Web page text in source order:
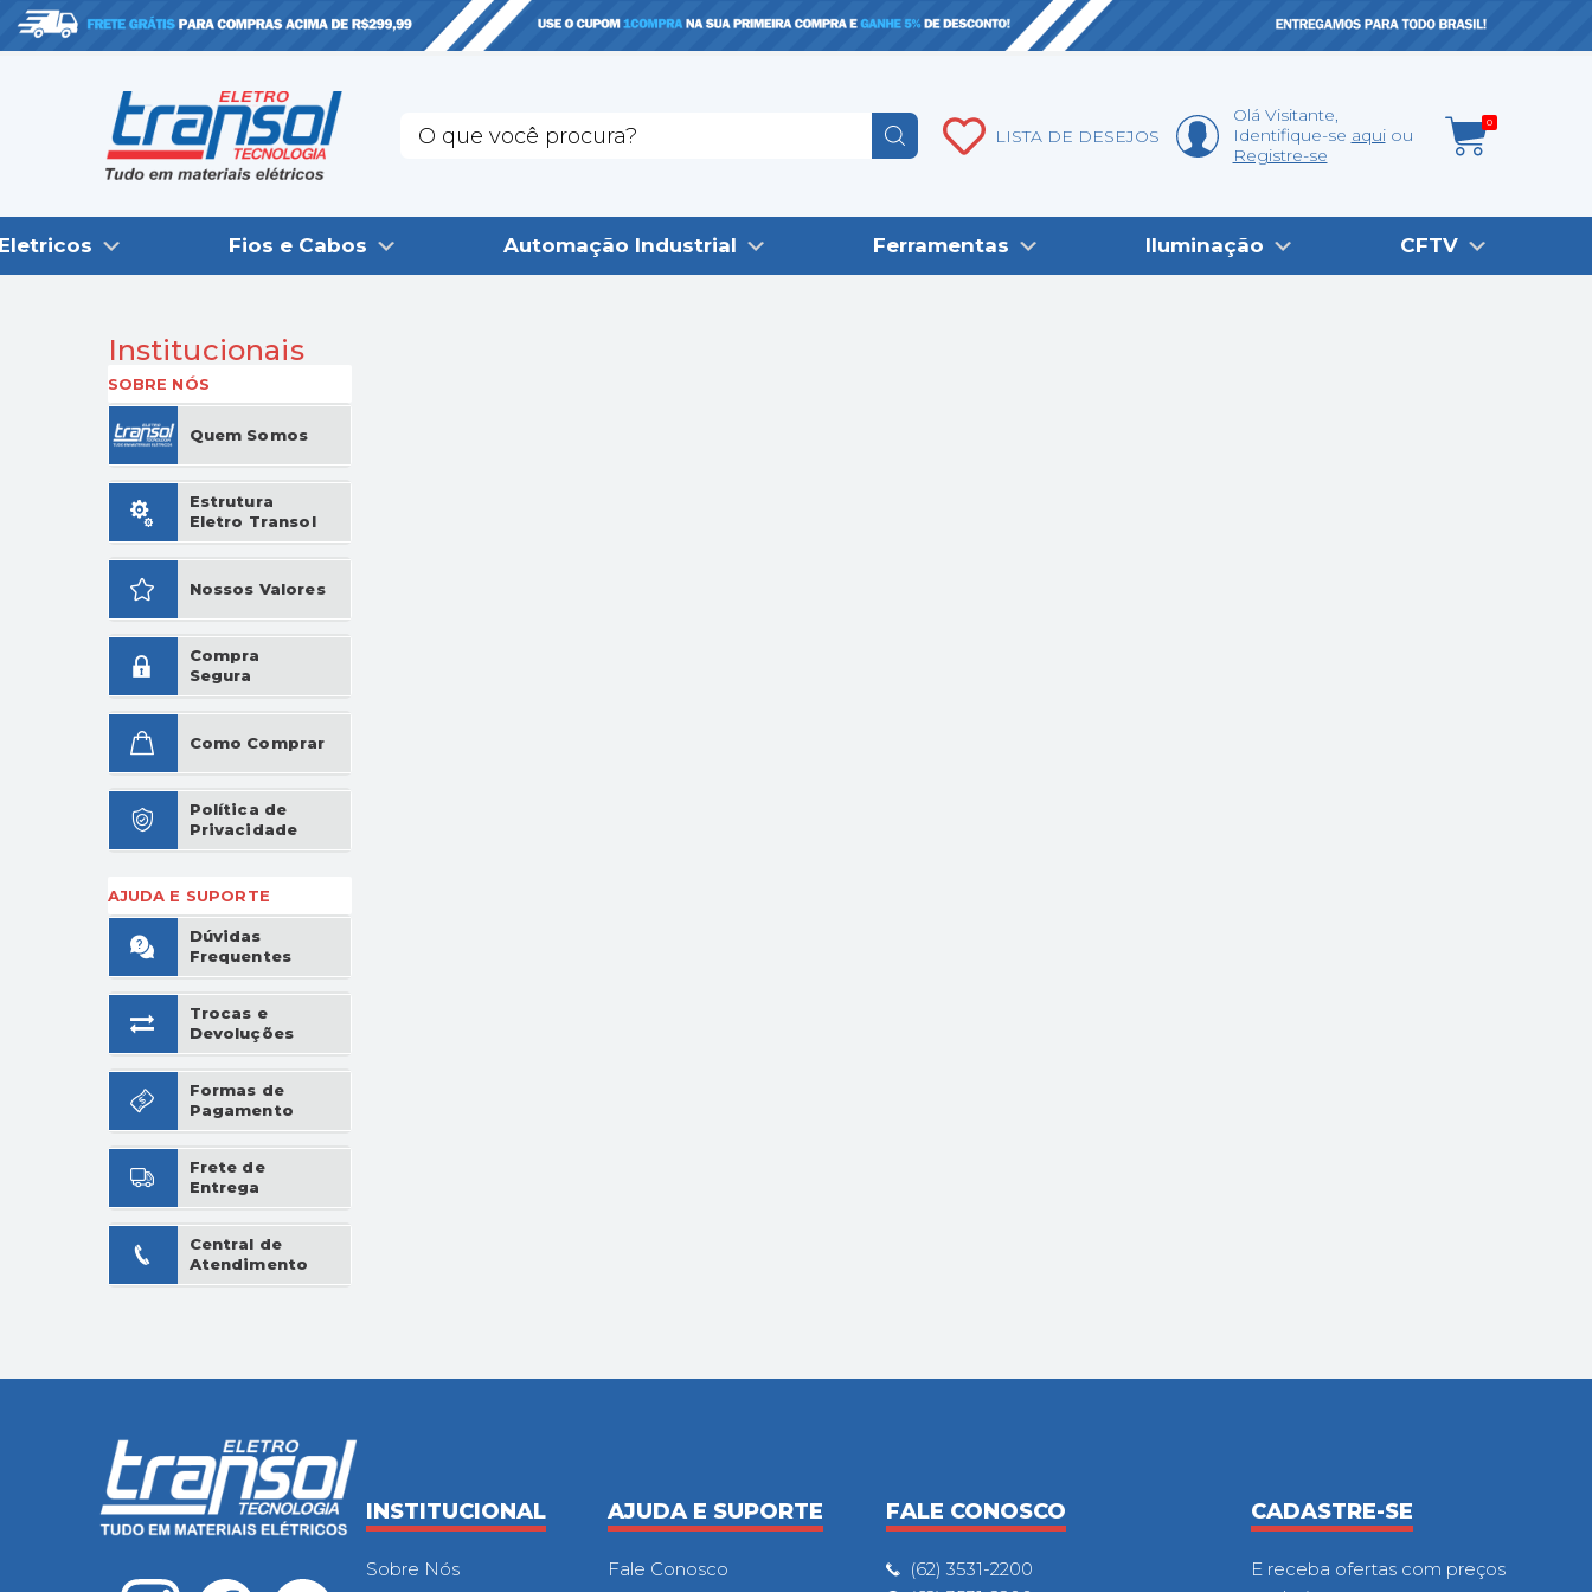
LISTA DE DESEJOS
Olá Visitante,
Identifique-se aqui
Registre-se
0
Fios e Cabos Automação Industrial Ferramentas Iluminação CFTV
Institucionais
SOBRE NÓS
Quem Somos
Estrutura
Eletro Transol
Nossos Valores
Compra
Segura
Como Comprar
Política de
Privacidade
AJUDA E SUPORTE
Dúvidas
Frequentes
Trocas e
Devoluções
Formas de
Pagamento
Frete de
Entrega
Central de
Atendimento
INSTITUCIONAL
Sobre Nós
AJUDA E SUPORTE
Fale Conosco
FALE CONOSCO
(62) 3531-2200
CADASTRE-SE
E receba ofertas com preços